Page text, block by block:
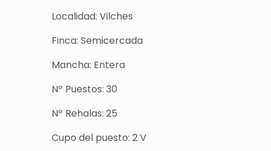
Localidad: Vilches
Finca: Semicercada
Mancha: Entera
Nº Puestos: 30
Nº Rehalas: 25
Cupo del puesto: 2 V